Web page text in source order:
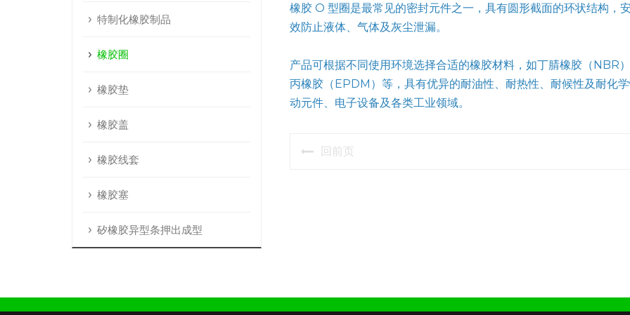
特制化橡胶制品
橡胶圈
橡胶垫
橡胶盖
橡胶线套
橡胶塞
矽橡胶异型条押出成型
橡胶 O 型圈是最常见的密封元件之一，具有圆形截面的环状结构，
效防止液体、气体及灰尘泄漏。
产品可根据不同使用环境选择合适的橡胶材料，如丁腈橡胶（NBR
丙橡胶（EPDM）等，具有优异的耐油性、耐热性、耐候性及耐化
动元件、电子设备及各类工业领域。
回前页